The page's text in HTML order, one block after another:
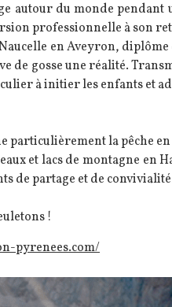
autour du monde pendant
professionnelle à son
en Aveyron,
de gosse une réalité.
à initier les enfants et
la pêche
et lacs de montagne en
de partage et de
!
pyrenees.com/